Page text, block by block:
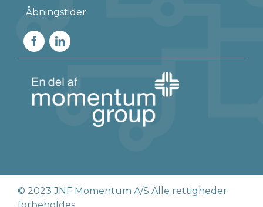
Åbningstider
© 2023 JNF Momentum A/S Alle rettigheder